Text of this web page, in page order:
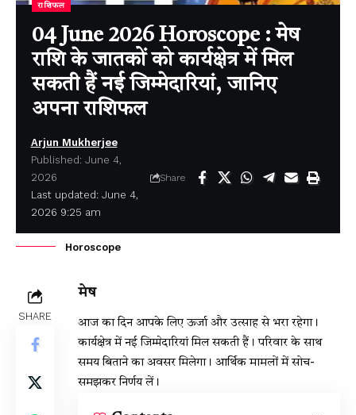
राशिफल
04 June 2026 Horoscope : मेष
राशि के जातकों को कार्यक्षेत्र में मिल
सकती हैं नई जिम्मेदारियां, जानिए
अपना राशिफल
Last updated: June 4,
2026 9:25 am
Arjun Mukherjee
Published: June 4,
2026
Share
Horoscope
SHARE
मेष
आज का दिन आपके लिए ऊर्जा और उत्साह से भरा रहेगा।
कार्यक्षेत्र में नई जिम्मेदारियां मिल सकती हैं। परिवार के साथ
समय बिताने का अवसर मिलेगा। आर्थिक मामलों में सोच-
समझकर निर्णय लें।